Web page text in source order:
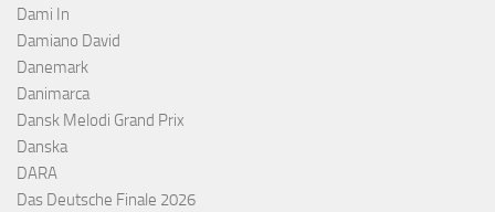
Dami In
Damiano David
Danemark
Danimarca
Dansk Melodi Grand Prix
Danska
DARA
Das Deutsche Finale 2026